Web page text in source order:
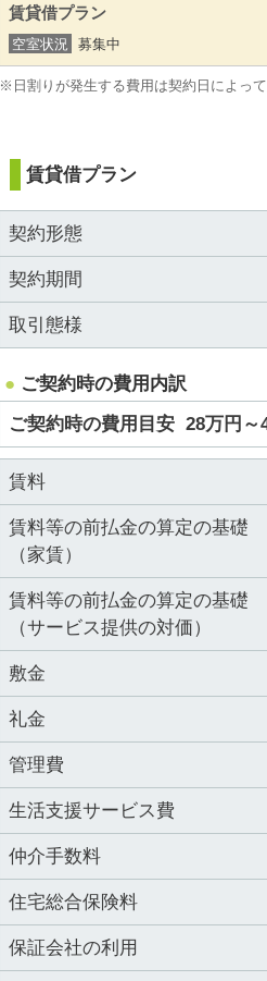
賃貸借プラン
空室状況 募集中
※日割りが発生する費用は契約日によって
賃貸借プラン
契約形態
契約期間
取引態様
ご契約時の費用内訳
ご契約時の費用目安 28万円～
賃料
賃料等の前払金の算定の基礎
（家賃）
賃料等の前払金の算定の基礎
（サービス提供の対価）
敷金
礼金
管理費
生活支援サービス費
仲介手数料
住宅総合保険料
保証会社の利用